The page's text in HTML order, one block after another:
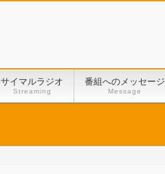
サイマルラジオ
Streaming
番組へのメッセージ
Message